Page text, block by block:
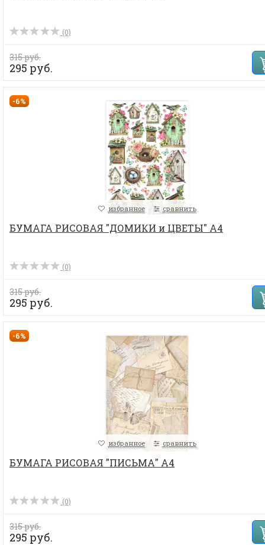
(0)
315 руб.
295 руб.
-6%
избранное сравнить
БУМАГА РИСОВАЯ "ДОМИКИ и ЦВЕТЫ" А4
(0)
315 руб.
295 руб.
-6%
избранное сравнить
БУМАГА РИСОВАЯ "ПИСЬМА" А4
(0)
315 руб.
295 руб.